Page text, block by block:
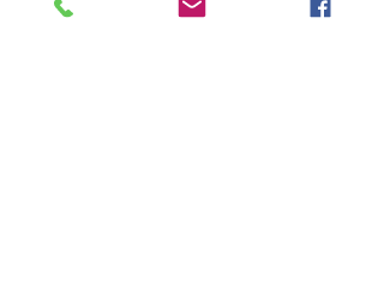
aceite, lavarla con un poco de jabón